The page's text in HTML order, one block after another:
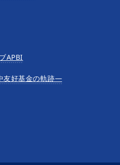
APBI
友好基金の軌跡—